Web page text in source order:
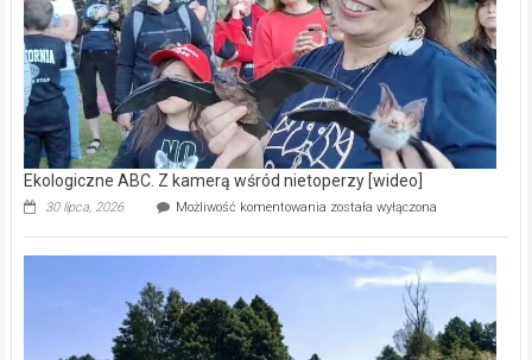
Ekologiczne ABC. Z kamerą wśród nietoperzy [wideo]
30 lipca, 2026 Możliwość komentowania Ekologiczne
kamerą
wśród
została wyłączona